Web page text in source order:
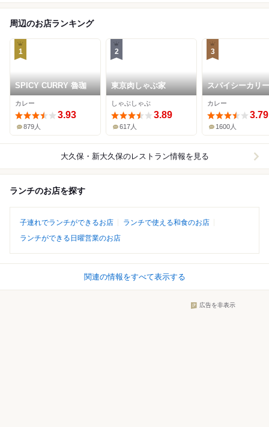
周辺のお店ランキング
1
SPICY CURRY 魯珈
カレー
3.93
879人
2
東京肉しゃぶ家
しゃぶしゃぶ
3.89
617人
3
スパイシーカリ
ス半月
カレー
3.79
1600人
大久保・新大久保のレストラン情報を見る
ランチのお店を探す
子連れでランチができるお店
ランチで使える和食のお店
ランチができる日曜営業のお店
関連の情報をすべて表示する
広告を非表示